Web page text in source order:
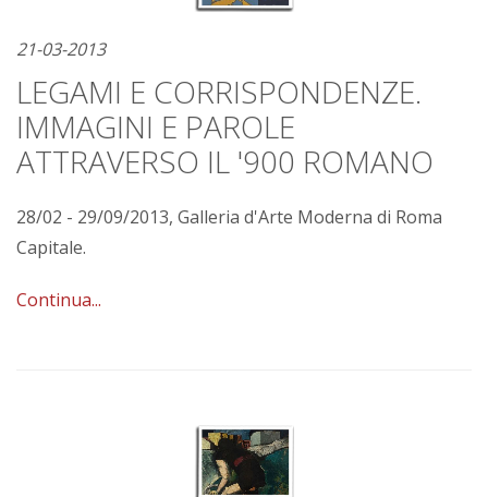
21-03-2013
LEGAMI E CORRISPONDENZE.
IMMAGINI E PAROLE
ATTRAVERSO IL '900 ROMANO
28/02 - 29/09/2013, Galleria d'Arte Moderna di Roma
Capitale.
Continua...